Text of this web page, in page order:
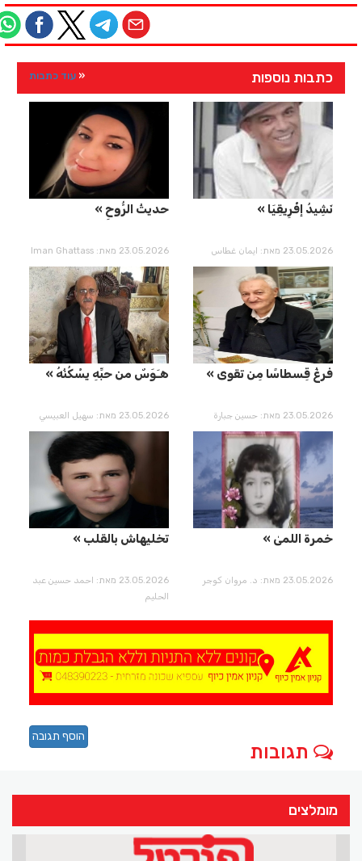
כתבות נוספות עוד כתבות
نَشِيدُ إفْرِيقِيَا
23.05.2026 מאת: ايمان غطاس
حديثُ الرُّوحِ
23.05.2026 מאת: Iman Ghattass
ُفرغُ قِسطاسًا مِن تقوى
23.05.2026 מאת: حسين جبارة
هـَوَسٌ من حبِّهِ يسْكُنُهُ
23.05.2026 מאת: سهيل العبيسي
خمرة اللمىٰ
23.05.2026 מאת: د. مروان كوجر
تخليهاش بالقلب
23.05.2026 מאת: احمد حسين عبد
الحليم
תגובות
הוסף תגובה
מומלצים